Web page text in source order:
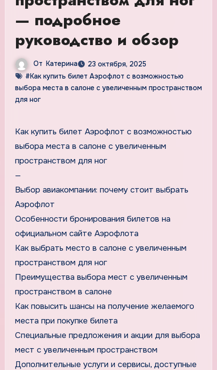
— подробное
руководство и обзор
От Катерина
23 октября, 2025
#Как купить билет Аэрофлот с возможностью
выбора места в салоне с увеличенным пространством
для ног
Как купить билет Аэрофлот с возможностью
выбора места в салоне с увеличенным
пространством для ног
—
Выбор авиакомпании: почему стоит выбрать
Аэрофлот
Особенности бронирования билетов на
официальном сайте Аэрофлота
Как выбрать место в салоне с увеличенным
пространством для ног
Преимущества выбора мест с увеличенным
пространством в салоне
Как повысить шансы на получение желаемого
места при покупке билета
Специальные предложения и акции для выбора
мест с увеличенным пространством
Дополнительные услуги и сервисы, доступные